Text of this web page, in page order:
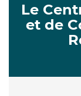
Le
et de